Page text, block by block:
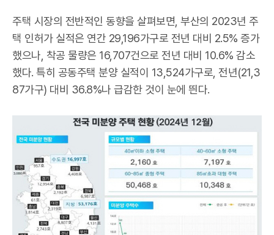
주택 시장의 전반적인 동향을 살펴보면, 부산의 2023년 주
택 인허가 실적은 연간 29,196가구로 전년 대비 2.5% 증가
했으나, 착공 물량은 16,707건으로 전년 대비 10.6% 감소
했다. 특히 공동주택 분양 실적이 13,524가구로, 전년(21,3
87가구) 대비 36.8%나 급감한 것이 눈에 띈다.